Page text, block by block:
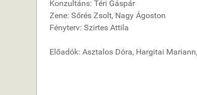
Konzultáns: Téri Gáspár
Zene: Sőrés Zsolt, Nagy Ágoston
Fényterv: Szirtes Attila
Előadók: Asztalos Dóra, Hargitai